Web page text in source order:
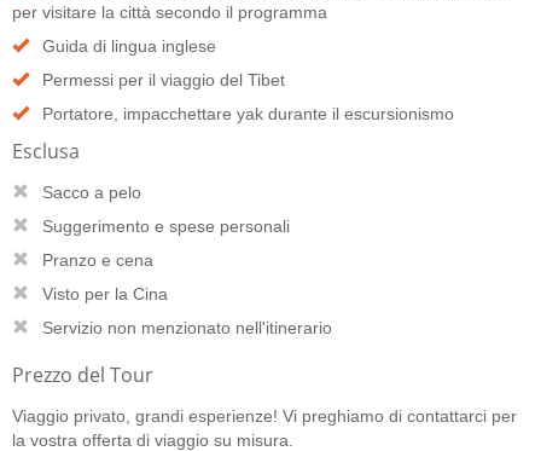
per visitare la città secondo il programma
Guida di lingua inglese
Permessi per il viaggio del Tibet
Portatore, impacchettare yak durante il escursionismo
Esclusa
Sacco a pelo
Suggerimento e spese personali
Pranzo e cena
Visto per la Cina
Servizio non menzionato nell'itinerario
Prezzo del Tour
Viaggio privato, grandi esperienze! Vi preghiamo di contattarci per
la vostra offerta di viaggio su misura.